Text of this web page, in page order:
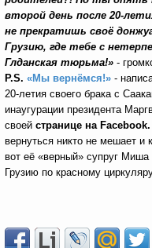
второй день после 20-
не прекратишь своё
Грузию, где тебе с
Глданская тюрьма!» -
P.S. «Мы вернёмся!» -
20-летия своего брака с
инаугурации президента
своей странице на Facebook.
вернуться никто не мешает и
вот её «верный» супруг
Грузию по красному